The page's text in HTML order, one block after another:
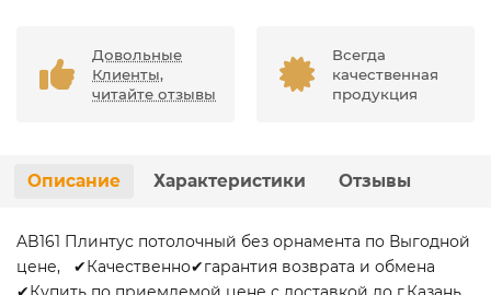
Довольные
Клиенты,
читайте отзывы
Всегда
качественная
продукция
Описание Характеристики Отзывы
AB161 Плинтус потолочный без орнамента по Выгодной
цене, ✔Качественно✔гарантия возврата и обмена